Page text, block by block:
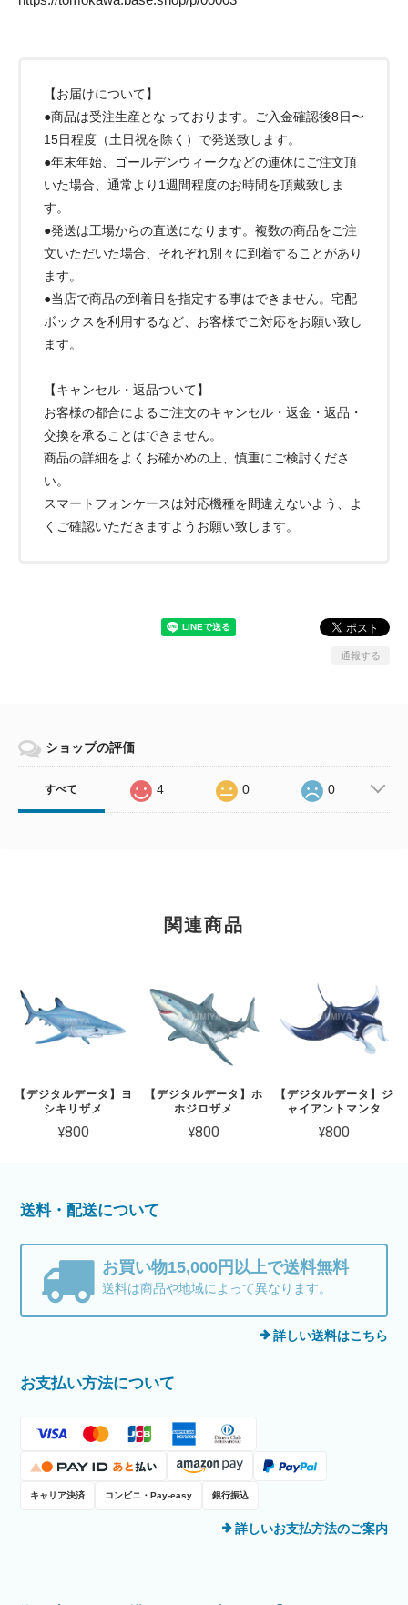
【お届けについて】
●商品は受注生産となっております。ご入金確認後8日〜
15日程度（土日祝を除く）で発送致します。
●年末年始、ゴールデンウィークなどの連休にご注文頂
いた場合、通常より1週間程度のお時間を頂戴致しま
す。
●発送は工場からの直送になります。複数の商品をご注
文いただいた場合、それぞれ別々に到着することがあり
ます。
●当店で商品の到着日を指定する事はできません。宅配
ボックスを利用するなど、お客様でご対応をお願い致し
ます。
【キャンセル・返品ついて】
お客様の都合によるご注文のキャンセル・返金・返品・
交換を承ることはできません。
商品の詳細をよくお確かめの上、慎重にご検討くださ
い。
スマートフォンケースは対応機種を間違えないよう、よ
くご確認いただきますようお願い致します。
通報する
ショップの評価
すべて 4 0 0
関連商品
【デジタルデータ】ヨ
シキリザメ
¥800
【デジタルデータ】ホ
ホジロザメ
¥800
【デジタルデータ】ジ
ャイアントマンタ
¥800
送料・配送について
お買い物15,000円以上で送料無料
送料は商品や地域によって異なります。
詳しい送料はこちら
お支払い方法について
キャリア決済 コンビニ・Pay-easy 銀行振込
詳しいお支払方法のご案内